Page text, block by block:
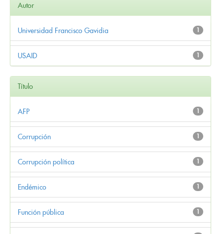
Autor
1
Universidad Francisco Gavidia
1
USAID
Título
1
AFP
1
Corrupción
1
Corrupción política
1
Endémico
1
Función pública